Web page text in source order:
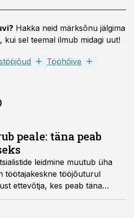
Hakka neid märksõnu jälgima
kui sel teemal ilmub midagi uut!
Tööhõive
peale: täna peab
leidmine muutub üha
töötajakeskne tööjõuturul
ettevõtja, kes peab täna
nenditi Äripäeva raadio